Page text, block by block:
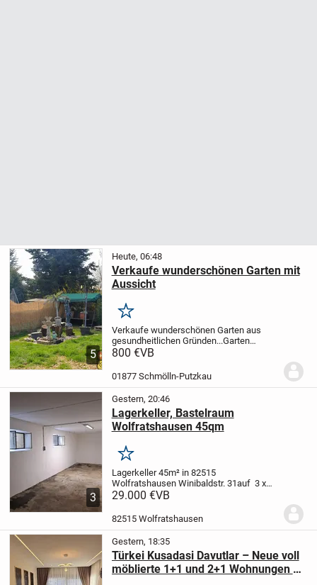
5
Heute, 06:48
Verkaufe wunderschönen Garten mit
Aussicht
Merken
Verkaufe wunderschönen Garten aus
gesundheitlichen Gründen...Garten
befindet sich unterhalb vom Steinbruch in
Anbaupflichten..!!..und man ist schnell im
800 €VB
01877 Schmölln-Putzkau
3
Gestern, 20:46
Lagerkeller, Bastelraum
Wolfratshausen 45qm
Merken
Lagerkeller 45m² in 82515
Wolfratshausen Winibaldstr. 31auf 3 x
15m bietet sich viel Stellwand für
Zähler Der Raum hat 2 Fenster, Zufahrt
29.000 €VB
82515 Wolfratshausen
Gestern, 18:35
Türkei Kusadasi Davutlar – Neue voll
möblierte 1+1 und 2+1 Wohnungen zu